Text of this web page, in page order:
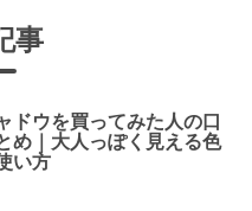
事
ドウを買ってみた人の口
め｜大人っぽく見える色
い方